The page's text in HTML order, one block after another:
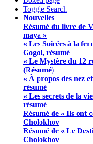
Toggle Search
Nouvelles
Résumé du livre de
maya »
« Les Soirées à la
Gogol, résumé
« Le Mystère du 12
(Résumé)
« À propos des nez
résumé
« Les secrets de la
résumé
Résumé de « Ils ont
Cholokhov
Résumé de « Le
Cholokhov